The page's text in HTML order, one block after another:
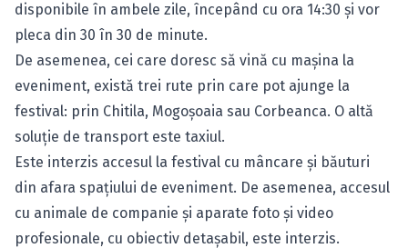
disponibile în ambele zile, începând cu ora 14:30 şi vor
pleca din 30 în 30 de minute.
De asemenea, cei care doresc să vină cu maşina la
eveniment, există trei rute prin care pot ajunge la
festival: prin Chitila, Mogoşoaia sau Corbeanca. O altă
soluţie de transport este taxiul.
Este interzis accesul la festival cu mâncare şi băuturi
din afara spaţiului de eveniment. De asemenea, accesul
cu animale de companie şi aparate foto şi video
profesionale, cu obiectiv detaşabil, este interzis.